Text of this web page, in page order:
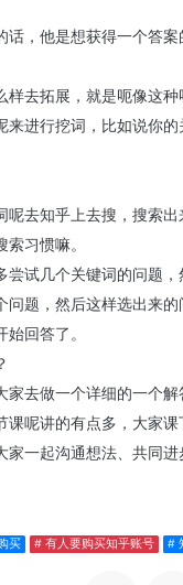
，他是想获得一个答
去拓展，就是呃像这
来进行挖词，比如说你
呢去知乎上去搜，搜索
习惯嘛。
试几个关键词的问题
题，然后这样选出来的
回答了。
去做一个详细的一个解
呢讲的有点多，大家
一起沟通想法、共同进
买 # 有人要购买知乎账号 #